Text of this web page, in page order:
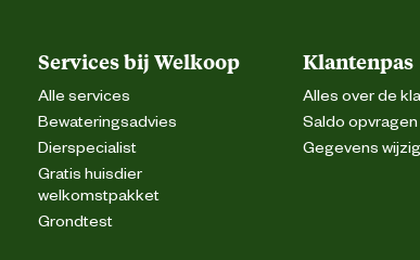
Services bij Welkoop
Alle services
Bewateringsadvies
Dierspecialist
Gratis huisdier
welkomstpakket
Grondtest
Klantenpas
Alles over de
Saldo opvragen
Gegevens